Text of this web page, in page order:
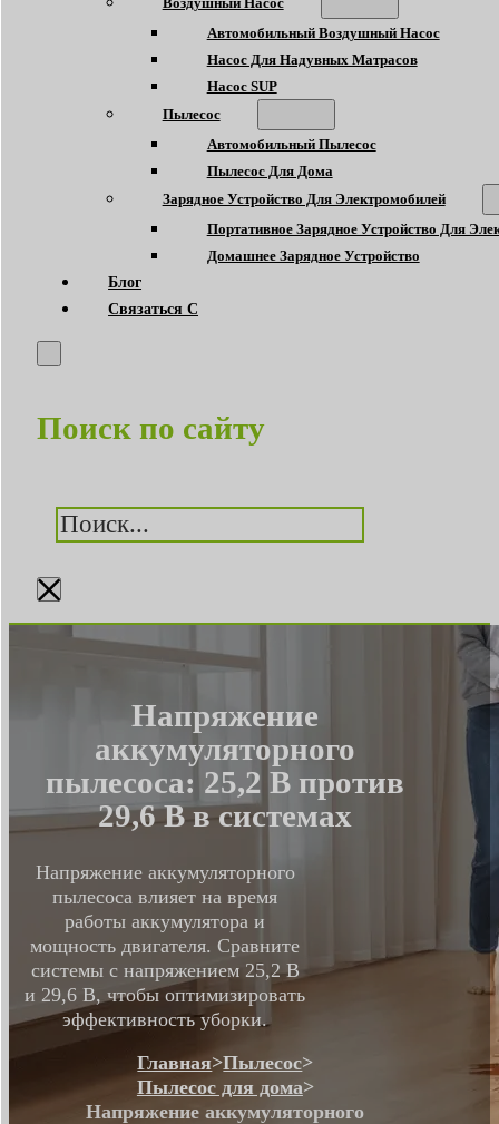
Автомобильный Воздушный Насос
Насос Для Надувных Матрасов
Насос SUP
Пылесос
Автомобильный Пылесос
Пылесос Для Дома
Зарядное Устройство Для Электромобилей
Портативное Зарядное Устройство Для
Домашнее Зарядное Устройство
Блог
Связаться С
Поиск по сайту
Поиск
×
Напряжение
аккумуляторного
пылесоса: 25,2 В против
29,6 В в системах
Напряжение аккумуляторного
пылесоса влияет на время
работы аккумулятора и
мощность двигателя. Сравните
системы с напряжением 25,2 В
и 29,6 В, чтобы оптимизировать
эффективность уборки.
Главная>Пылесос>
Пылесос для дома>
Напряжение аккумуляторного